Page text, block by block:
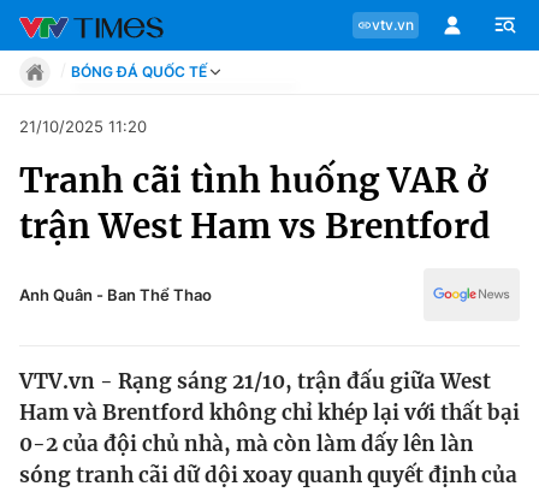
vtv.vn
Chuyên mục
Tin tức
Phong cách
Chân dung
BÓNG ĐÁ QUỐC TẾ
Move
Phong cách
Sự kiện
Thể thao điện tử
Bên lề
21/10/2025 11:20
Tranh cãi tình huống VAR ở
trận West Ham vs Brentford
Anh Quân - Ban Thể Thao
VTV.vn - Rạng sáng 21/10, trận đấu giữa West
Ham và Brentford không chỉ khép lại với thất bại
0-2 của đội chủ nhà, mà còn làm dấy lên làn
sóng tranh cãi dữ dội xoay quanh quyết định của